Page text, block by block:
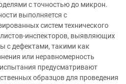
с точностью до микрон.
выполняется с
систем технического
инспекторов, выявляющих
с дефектами, такими как
или неравномерность
предусматривают
образцов для проведения